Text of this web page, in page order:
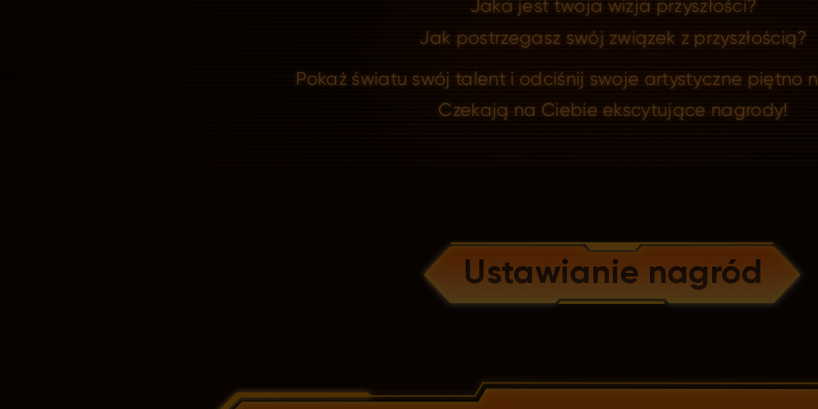
Jaka jest twoja wizja przyszłości?
Jak postrzegasz swój związek z przyszłością?
Pokaż światu swój talent i odciśnij swoje artystyczne piętno
Czekają na Ciebie ekscytujące nagrody!
Ustawianie nagród